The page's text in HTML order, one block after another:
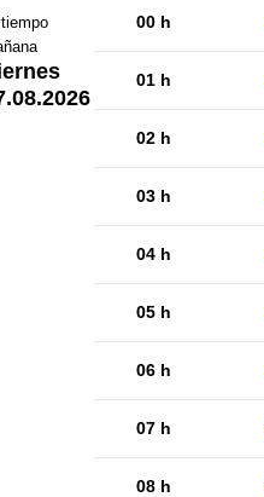
00 h
01 h
02 h
03 h
04 h
05 h
06 h
07 h
08 h